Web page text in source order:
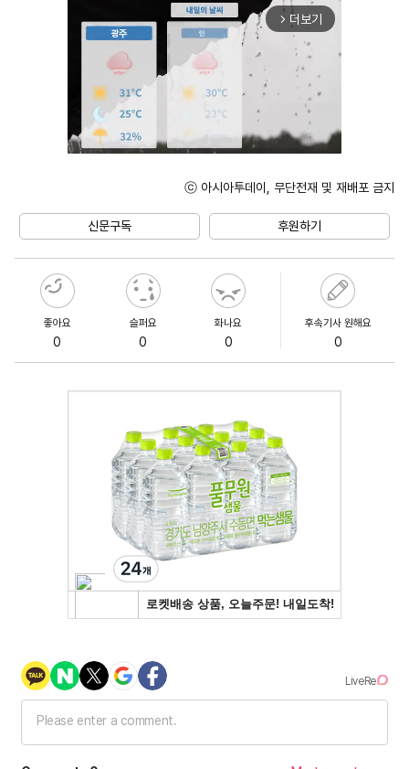
arrow_forward_ios 더보기
ⓒ 아시아투데이, 무단전재 및 재배포 금지
신문구독 후원하기
좋아요
0
슬퍼요
0
화나요
0
후속기사 원해요
0